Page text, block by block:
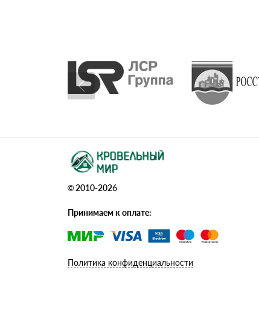
© 2010-2026
Принимаем к оплате:
Политика конфиденциальности